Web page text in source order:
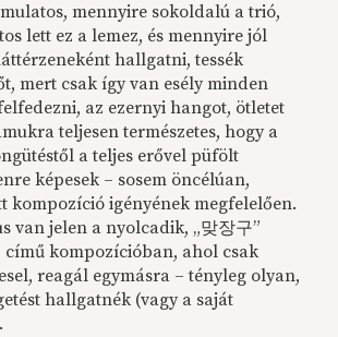
mennyire sokoldalú a trió,
lett ez a lemez, és mennyire jól
hallgatni, tessék
mert csak így van esély minden
az ezernyi hangot, ötletet
teljesen természetes, hogy a
a teljes erővel püfölt
képesek – sosem öncélúan,
kompozíció igényének megfelelően.
van jelen a nyolcadik, „맞장구”
című kompozícióban, ahol csak
reagál egymásra – tényleg olyan,
hallgatnék (vagy a saját